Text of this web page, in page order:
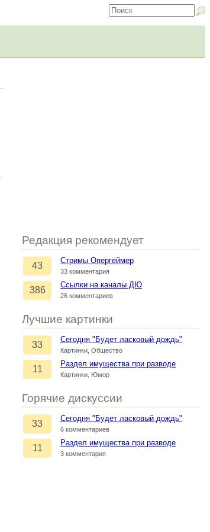
Редакция рекомендует
43
Стримы Опергеймер
33 комментария
386
Ссылки на каналы ДЮ
26 комментариев
Лучшие картинки
33
Сегодня "Будет ласковый дождь"
Картинки, Общество
11
Раздел имущества при разводе
Картинки, Юмор
Горячие дискуссии
33
Сегодня "Будет ласковый дождь"
6 комментариев
11
Раздел имущества при разводе
3 комментария